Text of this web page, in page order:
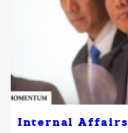
Internal Affairs